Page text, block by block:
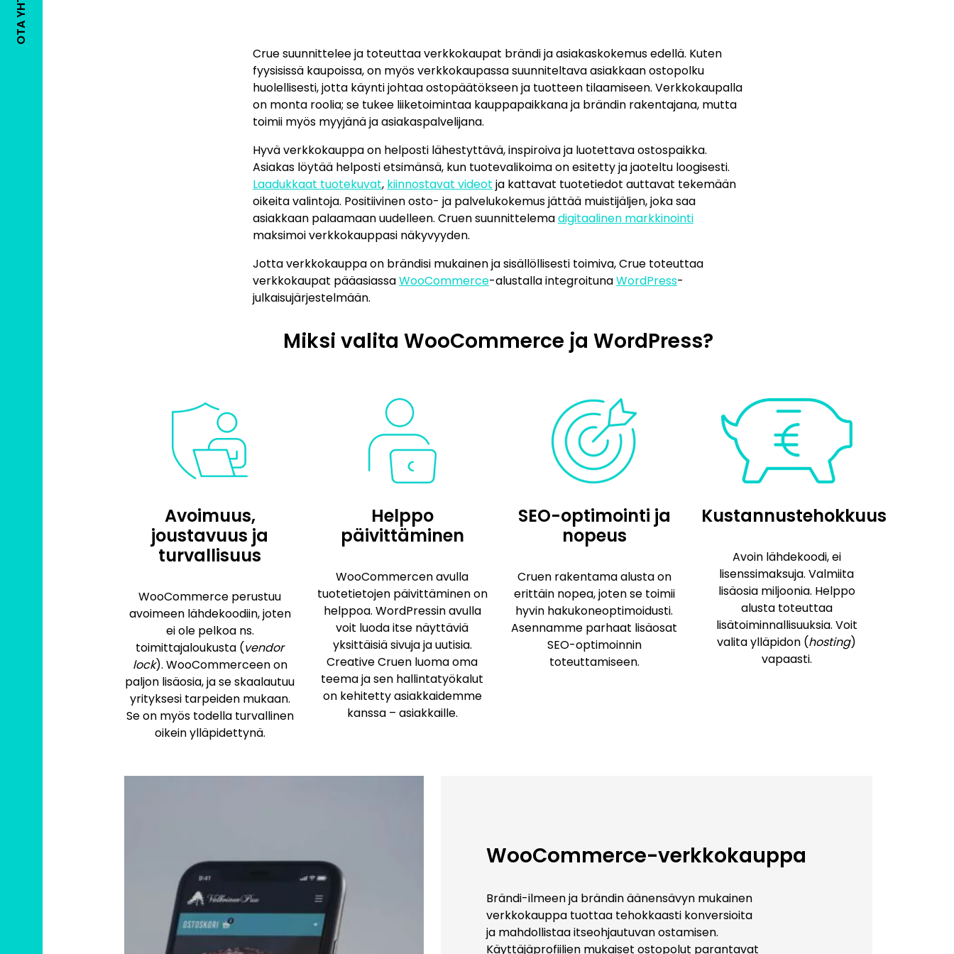
Crue suunnittelee ja toteuttaa verkkokaupat brändi ja asiakaskokemus edellä. Kuten
fyysisissä kaupoissa, on myös verkkokaupassa suunniteltava asiakkaan ostopolku
huolellisesti, jotta käynti johtaa ostopäätökseen ja tuotteen tilaamiseen. Verkkokaupalla
on monta roolia; se tukee liiketoimintaa kauppapaikkana ja brändin rakentajana, mutta
toimii myös myyjänä ja asiakaspalvelijana.
Hyvä verkkokauppa on helposti lähestyttävä, inspiroiva ja luotettava ostospaikka.
Asiakas löytää helposti etsimänsä, kun tuotevalikoima on esitetty ja jaoteltu loogisesti.
Laadukkaat tuotekuvat, kiinnostavat videot ja kattavat tuotetiedot auttavat tekemään
oikeita valintoja. Positiivinen osto- ja palvelukokemus jättää muistijäljen, joka saa
asiakkaan palaamaan uudelleen. Cruen suunnittelemadigitaalinen markkinointi
maksimoi verkkokauppasi näkyvyyden.
Jotta verkkokauppa on brändisi mukainen ja sisällöllisesti toimiva, Crue toteuttaa
verkkokaupat pääasiassaWooCommerce-alustalla integroitunaWordPress-
julkaisujärjestelmään.
Miksi valita WooCommerce ja WordPress?
Avoimuus,
joustavuus ja
turvallisuus
WooCommerce perustuu
avoimeen lähdekoodiin, joten
ei ole pelkoa ns.
toimittajaloukusta (vendor
lock). WooCommerceen on
paljon lisäosia, ja se skaalautuu
yrityksesi tarpeiden mukaan.
Se on myös todella turvallinen
oikein ylläpidettynä.
Helppo
päivittäminen
WooCommercen avulla
tuotetietojen päivittäminen on
helppoa. WordPressin avulla
voit luoda itse näyttäviä
yksittäisiä sivuja ja uutisia.
Creative Cruen luoma oma
teema ja sen hallintatyökalut
on kehitetty asiakkaidemme
kanssa – asiakkaille.
SEO-optimointi ja
nopeus
Cruen rakentama alusta on
erittäin nopea, joten se toimii
hyvin hakukoneoptimoidusti.
Asennamme parhaat lisäosat
SEO-optimoinnin
toteuttamiseen.
Kustannustehokkuus
Avoin lähdekoodi, ei
lisenssimaksuja. Valmiita
lisäosia miljoonia. Helppo
alusta toteuttaa
lisätoiminnallisuuksia. Voit
valita ylläpidon (hosting)
vapaasti.
WooCommerce-verkkokauppa
Brändi-ilmeen ja brändin äänensävyn mukainen
verkkokauppa tuottaa tehokkaasti konversioita
ja mahdollistaa itseohjautuvan ostamisen.
Käyttäjäprofiilien mukaiset ostopolut parantavat